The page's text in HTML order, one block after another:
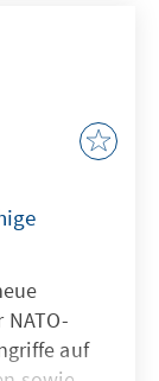
Globales
auf